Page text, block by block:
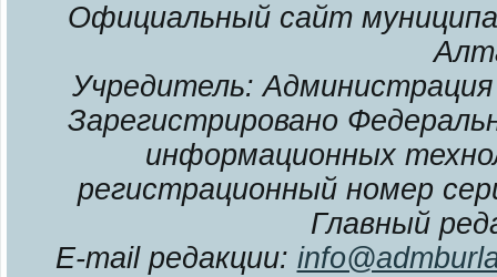
Официальный сайт
Учредитель: Администрация
Зарегистрировано
информационных
регистрационный номер
Главный
E-mail редакции: